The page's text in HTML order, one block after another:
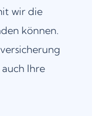
wir die
können.
Ihre